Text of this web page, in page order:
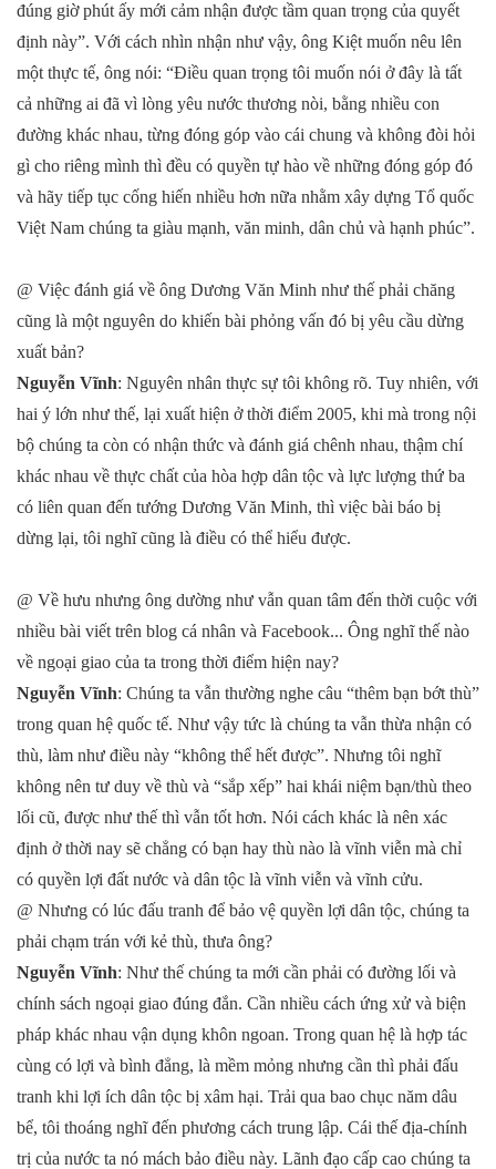
đúng giờ phút ấy mới cảm nhận được tầm quan trọng của quyết
định này”. Với cách nhìn nhận như vậy, ông Kiệt muốn nêu lên
một thực tế, ông nói: “Điều quan trọng tôi muốn nói ở đây là tất
cả những ai đã vì lòng yêu nước thương nòi, bằng nhiều con
đường khác nhau, từng đóng góp vào cái chung và không đòi hỏi
gì cho riêng mình thì đều có quyền tự hào về những đóng góp đó
và hãy tiếp tục cống hiến nhiều hơn nữa nhằm xây dựng Tổ quốc
Việt Nam chúng ta giàu mạnh, văn minh, dân chủ và hạnh phúc”.
@ Việc đánh giá về ông Dương Văn Minh như thế phải chăng
cũng là một nguyên do khiến bài phỏng vấn đó bị yêu cầu dừng
xuất bản?
Nguyễn Vĩnh: Nguyên nhân thực sự tôi không rõ. Tuy nhiên, với
hai ý lớn như thế, lại xuất hiện ở thời điểm 2005, khi mà trong nội
bộ chúng ta còn có nhận thức và đánh giá chênh nhau, thậm chí
khác nhau về thực chất của hòa hợp dân tộc và lực lượng thứ ba
có liên quan đến tướng Dương Văn Minh, thì việc bài báo bị
dừng lại, tôi nghĩ cũng là điều có thể hiểu được.
@ Về hưu nhưng ông dường như vẫn quan tâm đến thời cuộc với
nhiều bài viết trên blog cá nhân và Facebook... Ông nghĩ thế nào
về ngoại giao của ta trong thời điểm hiện nay?
Nguyễn Vĩnh: Chúng ta vẫn thường nghe câu “thêm bạn bớt thù”
trong quan hệ quốc tế. Như vậy tức là chúng ta vẫn thừa nhận có
thù, làm như điều này “không thể hết được”. Nhưng tôi nghĩ
không nên tư duy về thù và “sắp xếp” hai khái niệm bạn/thù theo
lối cũ, được như thế thì vẫn tốt hơn. Nói cách khác là nên xác
định ở thời nay sẽ chẳng có bạn hay thù nào là vĩnh viễn mà chỉ
có quyền lợi đất nước và dân tộc là vĩnh viễn và vĩnh cửu.
@ Nhưng có lúc đấu tranh để bảo vệ quyền lợi dân tộc, chúng ta
phải chạm trán với kẻ thù, thưa ông?
Nguyễn Vĩnh: Như thế chúng ta mới cần phải có đường lối và
chính sách ngoại giao đúng đắn. Cần nhiều cách ứng xử và biện
pháp khác nhau vận dụng khôn ngoan. Trong quan hệ là hợp tác
cùng có lợi và bình đẳng, là mềm mỏng nhưng cần thì phải đấu
tranh khi lợi ích dân tộc bị xâm hại. Trải qua bao chục năm dâu
bể, tôi thoáng nghĩ đến phương cách trung lập. Cái thế địa-chính
trị của nước ta nó mách bảo điều này. Lãnh đạo cấp cao chúng ta